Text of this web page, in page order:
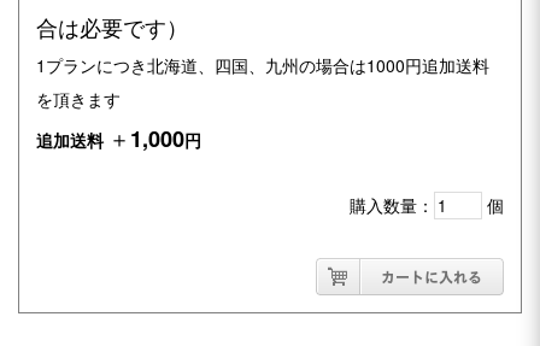
合は必要です）
1プランにつき北海道、四国、九州の場合は1000円追加送料
を頂きます
追加送料 ＋1,000円
購入数量： 個